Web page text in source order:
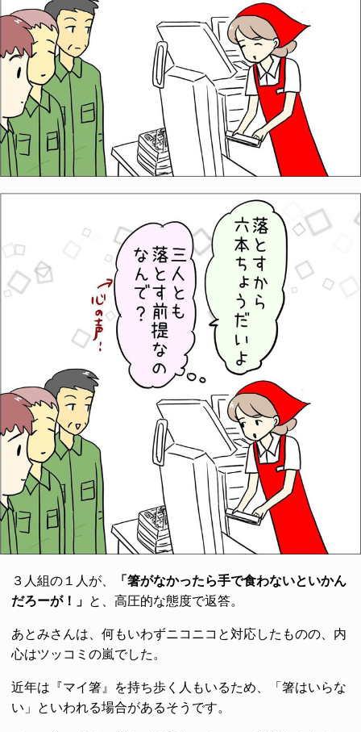
３人組の１人が、
「箸がなかったら手で食わないといかん
だろーが！」 と、高圧的な態度で返答。
あとみさんは、何もいわずニコニコと対応したものの、内
心はツッコミの嵐でした。
近年は『マイ箸』を持ち歩く人もいるため、「箸はいらな
い」といわれる場合があるそうです。